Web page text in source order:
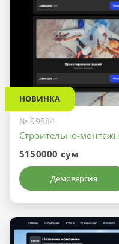
НОВИНКА
№ 99884
Строительно-
5150000 сум
Демоверсия